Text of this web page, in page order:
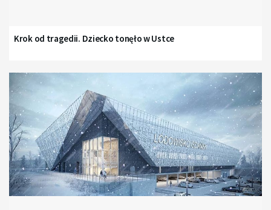
Krok od tragedii. Dziecko tonęło w Ustce